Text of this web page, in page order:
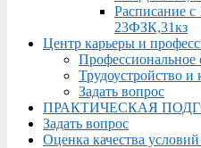
Расписание
23ФЗК,31кз
Центр карьеры и
Профессиональное
Трудоустройство и
Задать вопрос
ПРАКТИЧЕСКАЯ
Задать вопрос
Оценка качества